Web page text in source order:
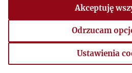
Akceptuję
Odrzucam
Ustawienia
Ustawienia cookies